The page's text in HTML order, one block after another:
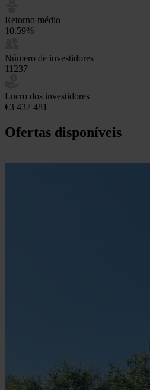
Retorno médio
10.59%
Número de investidores
11237
Lucro dos investidores
€3 437 481
Ofertas disponíveis